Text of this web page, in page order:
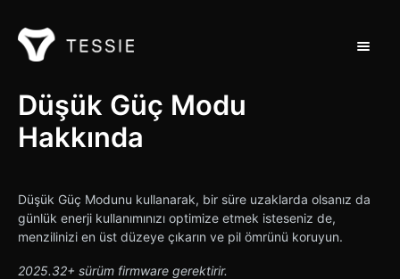
Destek Ana Sayfası
Düşük Güç Modu
Hakkında
Düşük Güç Modunu kullanarak, bir süre uzaklarda olsanız da
günlük enerji kullanımınızı optimize etmek isteseniz de,
menzilinizi en üst düzeye çıkarın ve pil ömrünü koruyun.
2025.32+ sürüm firmware gerektirir.